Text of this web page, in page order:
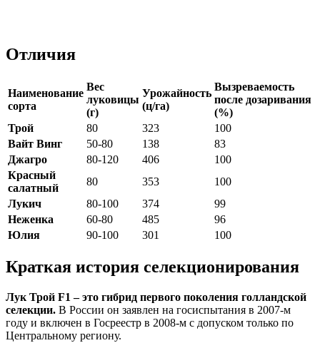
Отличия
Наименование
сорта
Вес
луковицы
(г)
Урожайность
(ц/га)
Вызреваемость
после дозаривания
(%)
Трой
80 323
100
Вайт Винг
50-80 138
83
Джагро
80-120 406
100
Красный
салатный
80 353
100
Лукич
80-100 374
99
Неженка
60-80 485
96
Юлия
90-100 301 100
Краткая история селекционирования
Лук Трой F1 – это гибрид первого поколения голландской
селекции. В России он заявлен на госиспытания в 2007-м
году и включен в Госреестр в 2008-м с допуском только по
Центральному региону.